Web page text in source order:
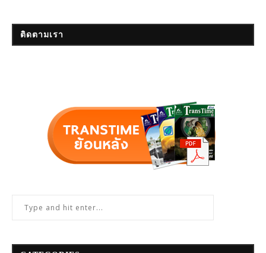
ติดตามเรา